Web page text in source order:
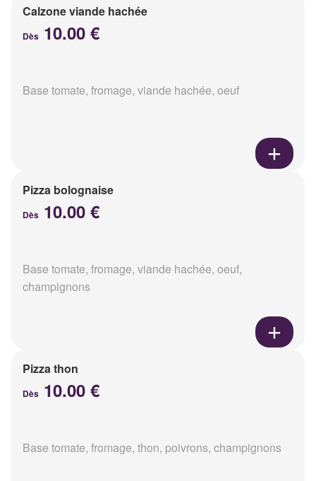
Calzone viande hachée
Dès 10.00 €
Base tomate, fromage, viande hachée, oeuf
Pizza bolognaise
Dès 10.00 €
Base tomate, fromage, viande hachée, oeuf,
champignons
Pizza thon
Dès 10.00 €
Base tomate, fromage, thon, poivrons, champignons